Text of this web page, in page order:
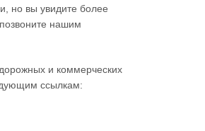
но вы увидите более
нашим
и коммерческих
ссылкам: